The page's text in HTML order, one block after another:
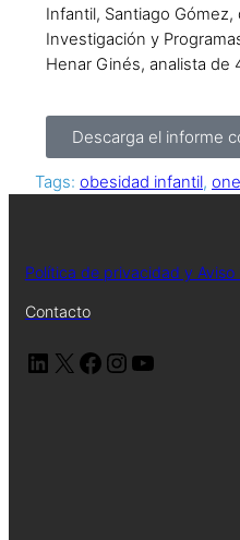
Infantil, Santiago
Investigación y
Henar Ginés, analista de
Descarga el informe
Tags: obesidad infantil,
Política de privacidad y Aviso
Contacto